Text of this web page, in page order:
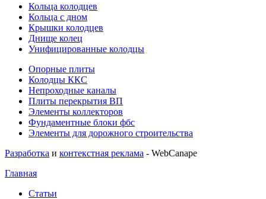
Кольца колодцев
Кольца с дном
Крышки колодцев
Днище колец
Унифицированные колодцы
Опорные плиты
Колодцы ККС
Непроходные каналы
Плиты перекрытия ВП
Элементы коллекторов
Фундаментные блоки фбс
Элементы для дорожного строительства
Разработка и контекстная реклама - WebCanape
Главная
Статьи